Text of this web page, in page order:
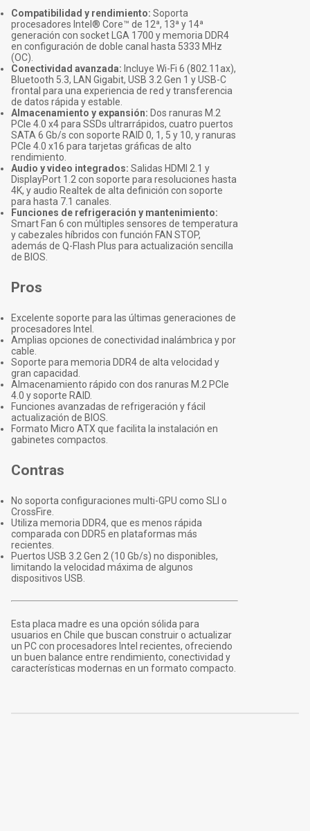
Compatibilidad y rendimiento: Soporta
procesadores Intel® Core™ de 12ª, 13ª y 14ª
generación con socket LGA 1700 y memoria DDR4
en configuración de doble canal hasta 5333 MHz
(OC).
Conectividad avanzada: Incluye Wi-Fi 6 (802.11ax),
Bluetooth 5.3, LAN Gigabit, USB 3.2 Gen 1 y USB-C
frontal para una experiencia de red y transferencia
de datos rápida y estable.
Almacenamiento y expansión: Dos ranuras M.2
PCIe 4.0 x4 para SSDs ultrarrápidos, cuatro puertos
SATA 6 Gb/s con soporte RAID 0, 1, 5 y 10, y ranuras
PCIe 4.0 x16 para tarjetas gráficas de alto
rendimiento.
Audio y video integrados: Salidas HDMI 2.1 y
DisplayPort 1.2 con soporte para resoluciones hasta
4K, y audio Realtek de alta definición con soporte
para hasta 7.1 canales.
Funciones de refrigeración y mantenimiento:
Smart Fan 6 con múltiples sensores de temperatura
y cabezales híbridos con función FAN STOP,
además de Q-Flash Plus para actualización sencilla
de BIOS.
Pros
Excelente soporte para las últimas generaciones de
procesadores Intel.
Amplias opciones de conectividad inalámbrica y por
cable.
Soporte para memoria DDR4 de alta velocidad y
gran capacidad.
Almacenamiento rápido con dos ranuras M.2 PCIe
4.0 y soporte RAID.
Funciones avanzadas de refrigeración y fácil
actualización de BIOS.
Formato Micro ATX que facilita la instalación en
gabinetes compactos.
Contras
No soporta configuraciones multi-GPU como SLI o
CrossFire.
Utiliza memoria DDR4, que es menos rápida
comparada con DDR5 en plataformas más
recientes.
Puertos USB 3.2 Gen 2 (10 Gb/s) no disponibles,
limitando la velocidad máxima de algunos
dispositivos USB.
Esta placa madre es una opción sólida para
usuarios en Chile que buscan construir o actualizar
un PC con procesadores Intel recientes, ofreciendo
un buen balance entre rendimiento, conectividad y
características modernas en un formato compacto.